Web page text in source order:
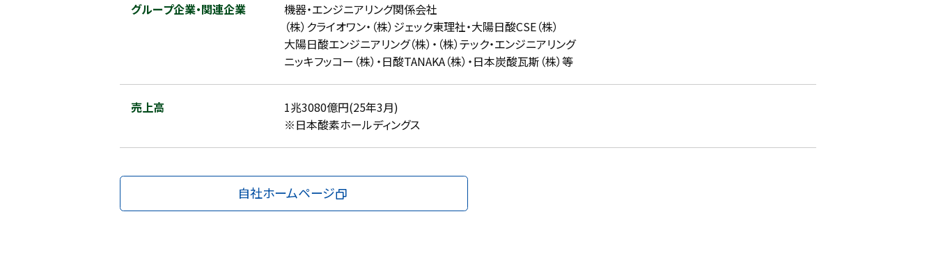
グループ企業・関連企業
機器・エンジニアリング関係会社
（株）クライオワン・（株）ジェック東理社・大陽日酸CSE（株）
大陽日酸エンジニアリング（株）・（株）テック・エンジニアリング
ニッキフッコー（株）・日酸TANAKA（株）・日本炭酸瓦斯（株）等
売上高
1兆3080億円(25年3月)
※日本酸素ホールディングス
自社ホームページ